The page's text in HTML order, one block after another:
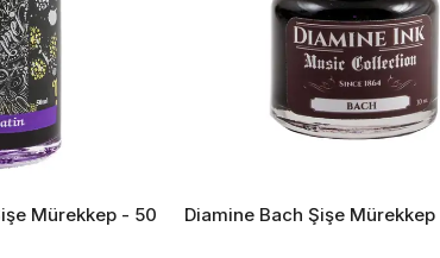
Mürekkep - 50
Diamine Bach Şişe